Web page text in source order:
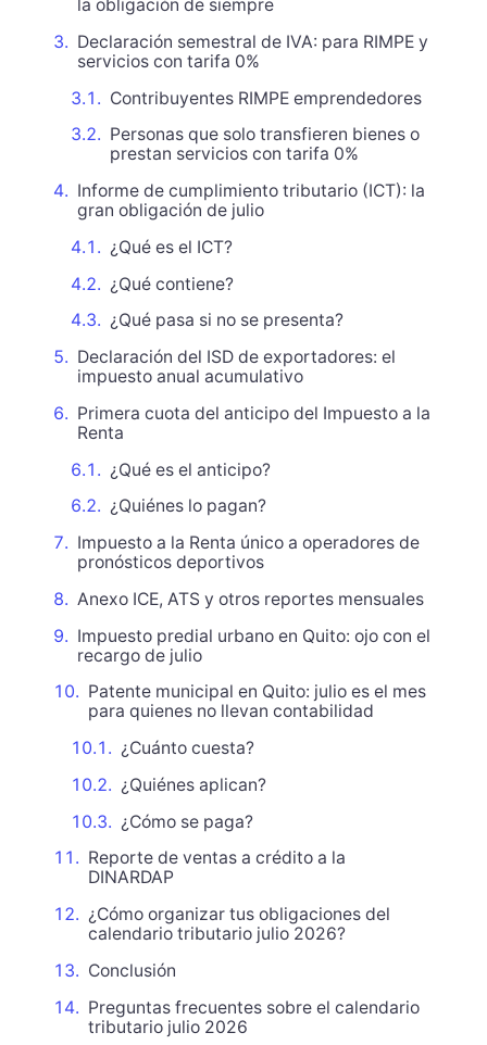
la obligación de siempre
Declaración semestral de IVA: para RIMPE y
servicios con tarifa 0%
Contribuyentes RIMPE emprendedores
Personas que solo transfieren bienes o
prestan servicios con tarifa 0%
Informe de cumplimiento tributario (ICT): la
gran obligación de julio
¿Qué es el ICT?
¿Qué contiene?
¿Qué pasa si no se presenta?
Declaración del ISD de exportadores: el
impuesto anual acumulativo
Primera cuota del anticipo del Impuesto a la
Renta
¿Qué es el anticipo?
¿Quiénes lo pagan?
Impuesto a la Renta único a operadores de
pronósticos deportivos
Anexo ICE, ATS y otros reportes mensuales
Impuesto predial urbano en Quito: ojo con el
recargo de julio
Patente municipal en Quito: julio es el mes
para quienes no llevan contabilidad
¿Cuánto cuesta?
¿Quiénes aplican?
¿Cómo se paga?
Reporte de ventas a crédito a la
DINARDAP
¿Cómo organizar tus obligaciones del
calendario tributario julio 2026?
Conclusión
Preguntas frecuentes sobre el calendario
tributario julio 2026